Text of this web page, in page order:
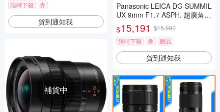
限時下殺
券
貨到通知我
補貨中
Panasonic LEICA DG SUMMIL
UX 9mm F1.7 ASPH. 超廣角
定焦鏡頭 公司貨 H-X09GC
$15,191 $15,990
限時下殺
券 贈品
貨到通知我